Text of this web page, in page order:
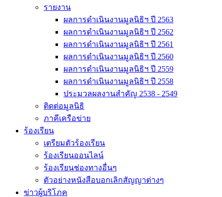
รายงาน
ผลการดำเนินงานมูลนิธิฯ ปี 2563
ผลการดำเนินงานมูลนิธิฯ ปี 2562
ผลการดำเนินงานมูลนิธิฯ ปี 2561
ผลการดำเนินงานมูลนิธิฯ ปี 2560
ผลการดำเนินงานมูลนิธิฯ ปี 2559
ผลการดำเนินงานมูลนิธิฯ ปี 2558
ประมวลผลงานสำคัญ 2538 - 2549
ติดต่อมูลนิธิ
ภาคีเครือข่าย
ร้องเรียน
เตรียมตัวร้องเรียน
ร้องเรียนออนไลน์
ร้องเรียนช่องทางอื่นๆ
ตัวอย่างหนังสือบอกเลิกสัญญาต่างๆ
ข่าวผู้บริโภค